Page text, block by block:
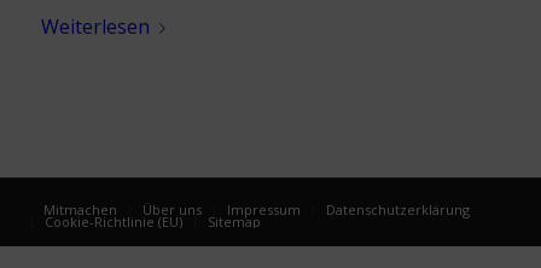
Weiterlesen
Mitmachen Über uns Impressum Datenschutzerklärung
Cookie-Richtlinie (EU) Sitemap